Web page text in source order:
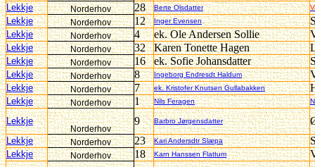
Lekkje Norderhov 28 Berte Olsdatter
Lekkje Norderhov 12 Inger Evensen
Lekkje Norderhov 4 ek. Ole Andersen Sollie
Lekkje Norderhov 32 Karen Tonette Hagen
Lekkje Norderhov 16 ek. Sofie Johansdatter
Lekkje Norderhov 8 Ingeborg Endresdt Haldum
Lekkje Norderhov 7 ek. Kristofer Knutsen Gullabakken
Lekkje Norderhov 1 Nils Feragen
Lekkje
Norderhov
9 Barbro Jørgensdatter
Lekkje Norderhov 23 Kari Andersdtr Slæpa
Lekkje Norderhov 18 Karn Hanssen Flattum